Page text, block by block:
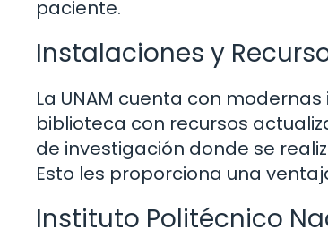
paciente.
Instalaciones y
La UNAM cuenta con
biblioteca con recursos
de investigación donde se
Esto les proporciona una
Instituto Politécnico